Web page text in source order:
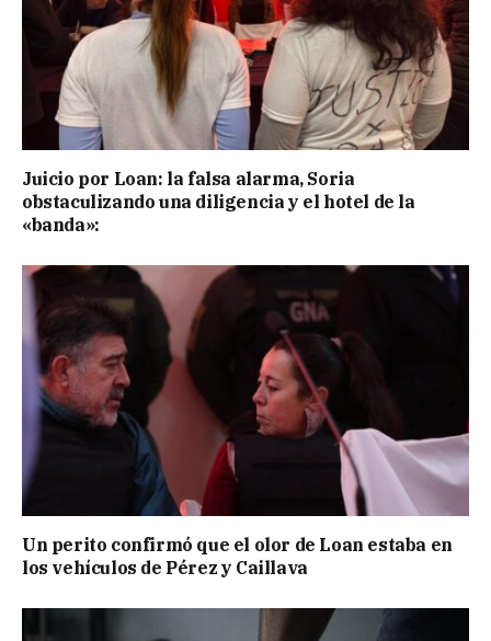
Juicio por Loan: la falsa alarma, Soria
obstaculizando una diligencia y el hotel de la
«banda»:
Un perito confirmó que el olor de Loan estaba en
los vehículos de Pérez y Caillava